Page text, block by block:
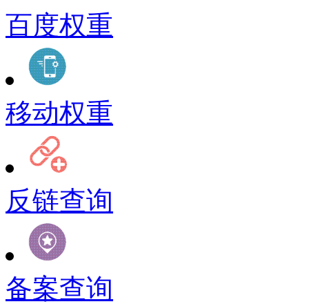
百度权重
移动权重
反链查询
备案查询